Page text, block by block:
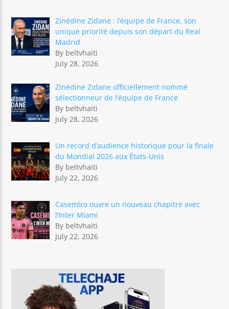
Zinédine Zidane : l’équipe de France, son
unique priorité depuis son départ du Real
Madrid
By beltvhaiti
July 28, 2026
Zinédine Zidane officiellement nommé
sélectionneur de l’équipe de France
By beltvhaiti
July 28, 2026
Un record d’audience historique pour la finale
du Mondial 2026 aux États-Unis
By beltvhaiti
July 22, 2026
Casemiro ouvre un nouveau chapitre avec
l’Inter Miami
By beltvhaiti
July 22, 2026